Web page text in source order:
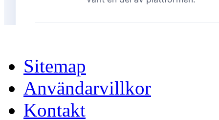
Sitemap
Användarvillkor
Kontakt